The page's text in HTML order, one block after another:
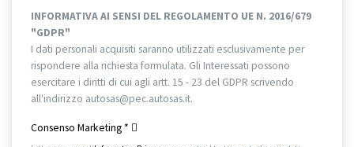
INFORMATIVA AI SENSI DEL REGOLAMENTO UE N. 2016/679
"GDPR"
I dati personali acquisiti saranno utilizzati esclusivamente per
rispondere alla richiesta formulata. Gli Interessati possono
esercitare i diritti di cui agli artt. 15 - 23 del GDPR scrivendo
all'indirizzo autosas@pec.autosas.it.
Consenso Marketing *